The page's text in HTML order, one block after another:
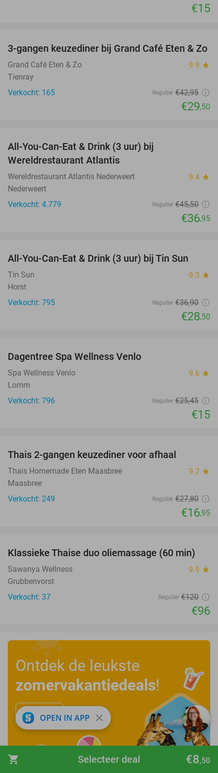
shopping_cart €8,50
Selecteer deal
€15
31%
3-gangen keuzediner bij Grand Café Eten & Zo
Grand Café Eten & Zo 9.9 star
Tienray
Verkocht: 165
Regulier €42,95
€29,50
All-You-Can-Eat & Drink (3 uur) bij
Wereldrestaurant Atlantis
Wereldrestaurant Atlantis Nederweert 9.4 star
Nederweert
Verkocht: 4.779
Regulier €45,50
€36,95
All-You-Can-Eat & Drink (3 uur) bij Tin Sun
Tin Sun 9.3 star
Horst
Verkocht: 795
Regulier €36,90
€28,50
Dagentree Spa Wellness Venlo
Spa Wellness Venlo 9.6 star
Lomm
Verkocht: 796
Regulier €25,45
€15
Thais 2-gangen keuzediner voor afhaal
Thais Homemade Eten Maasbree 9.7 star
Maasbree
Verkocht: 249
Regulier €27,80
€16,95
20%
Klassieke Thaise duo oliemassage (60 min)
Sawanya Wellness 9.9 star
Grubbenvorst
Verkocht: 37
Regulier €120
€96
Ontdek de leukste
zomervakantiedeals!
Bekijk nuOPEN IN APP close